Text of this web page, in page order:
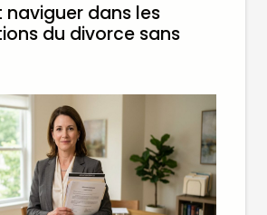
dans les
du divorce sans